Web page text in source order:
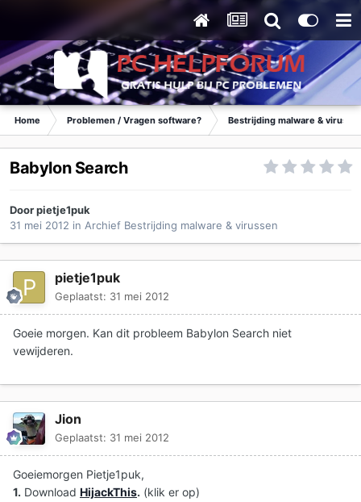
Home Problemen / Vragen software? Bestrijding malware &
Babylon Search
Doorpietje1puk
31 mei 2012 in Archief Bestrijding malware & virussen
pietje1puk
Geplaatst: 31 mei 2012
Goeie morgen. Kan dit probleem Babylon Search niet
vewijderen.
Jion
Geplaatst: 31 mei 2012
Goeiemorgen Pietje1puk,
1. Download HijackThis. (klik er op)